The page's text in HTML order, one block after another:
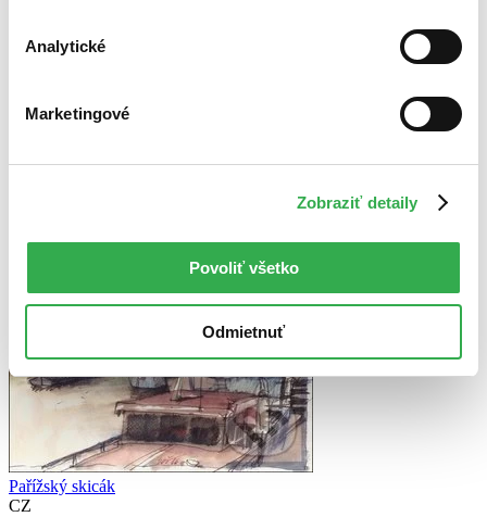
Analytické
Marketingové
Zobraziť detaily
Povoliť všetko
Odmietnuť
Najdrahšie
Zrušiť filtre
Pařížský skicák
CZ